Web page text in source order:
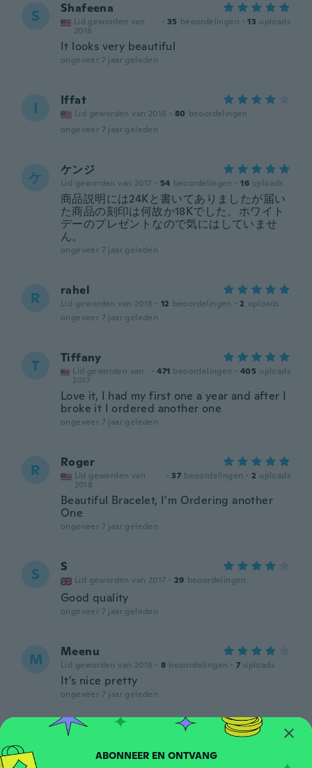
S Shafeena
Lid geworden van
2018
· 35 beoordelingen · 13 uploads
It looks very beautiful
ongeveer 7 jaar geleden
I Iffat
Lid geworden van 2016 · 80 beoordelingen
ongeveer 7 jaar geleden
ケ ケンジ
Lid geworden van 2017 · 54 beoordelingen · 16 uploads
商品説明には24Kと書いてありましたが届い
た商品の刻印は何故か18Kでした。ホワイト
デーのプレゼントなので気にはしていませ
ん。
ongeveer 7 jaar geleden
R rahel
Lid geworden van 2016 · 12 beoordelingen · 2 uploads
ongeveer 7 jaar geleden
T Tiffany
Lid geworden van
2017
· 471 beoordelingen · 405 uploads
Love it, I had my first one a year and after I
broke it I ordered another one
ongeveer 7 jaar geleden
R Roger
Lid geworden van
2018
· 37 beoordelingen · 2 uploads
Beautiful Bracelet, I’m Ordering another
One
ongeveer 7 jaar geleden
S S
Lid geworden van 2017 · 29 beoordelingen
Good quality
ongeveer 7 jaar geleden
M Meenu
Lid geworden van 2016 · 8 beoordelingen · 7 uploads
It’s nice pretty
ongeveer 7 jaar geleden
Rosimeire
ABONNEER EN ONTVANG